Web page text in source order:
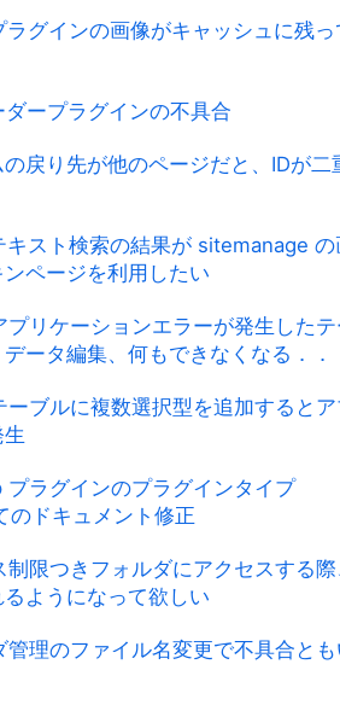
グインの画像がキャッシュに残っ
ダープラグインの不具合
戻り先が他のページだと、IDが二
キスト検索の結果が sitemanage の
ページを利用したい
プリケーションエラーが発生した
ータ編集、何もできなくなる．．
ーブルに複数選択型を追加すると
ラグインのプラグインタイプ
ドキュメント修正
制限つきフォルダにアクセスする
ようになって欲しい
管理のファイル名変更で不具合と